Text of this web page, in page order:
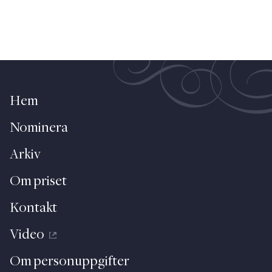
Hem
Nominera
Arkiv
Om priset
Kontakt
Video
Om personuppgifter